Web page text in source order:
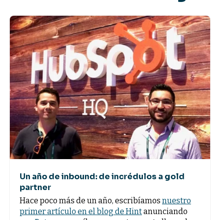
Un año de inbound: de incrédulos a gold
partner
Hace poco más de un año, escribíamos nuestro
primer artículo en el blog de Hintanunciando